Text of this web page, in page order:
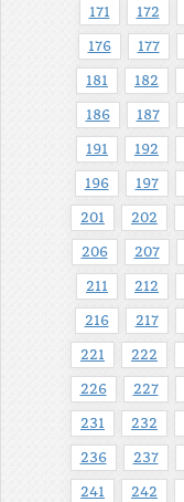
171 172
176 177
181 182
186 187
191 192
196 197
201 202
206 207
211 212
216 217
221 222
226 227
231 232
236 237
241 242